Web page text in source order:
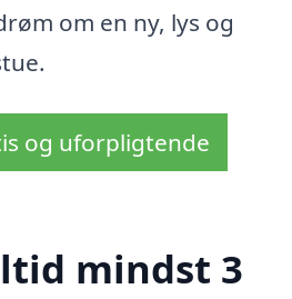
om en ny, lys og
og uforpligtende
mindst 3